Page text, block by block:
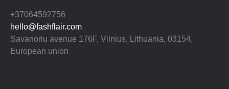
+37064592756
hello@fashflair.com
Savanoriu avenue 176F, Vilnius, Lithuania, 03154,
European union